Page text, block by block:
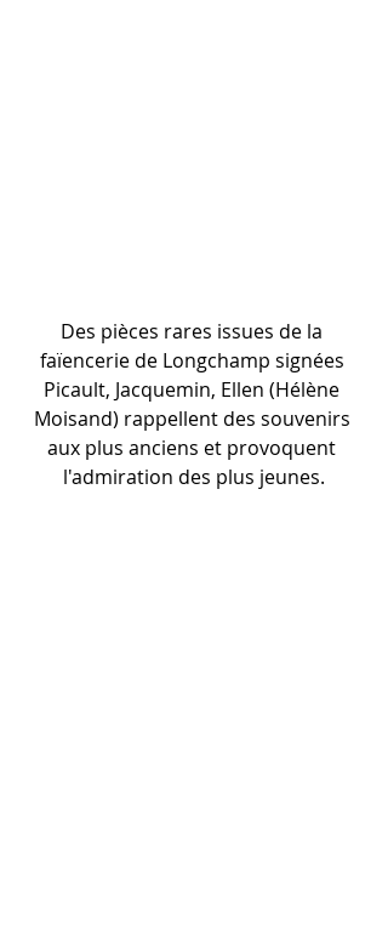
Des pièces rares issues de la
faïencerie de Longchamp signées
Picault, Jacquemin, Ellen (Hélène
Moisand) rappellent des souvenirs
aux plus anciens et provoquent
l'admiration des plus jeunes.